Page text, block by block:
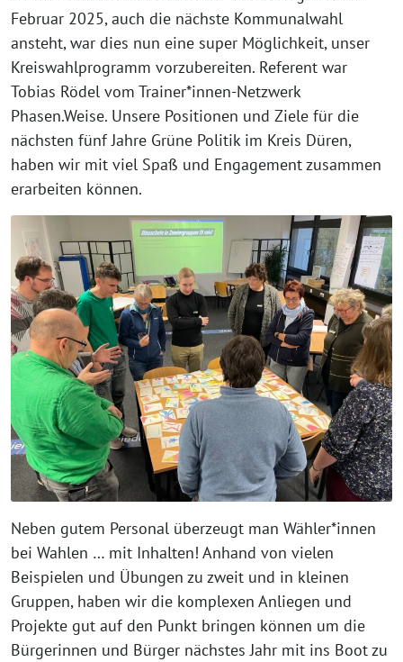
Februar 2025, auch die nächste Kommunalwahl
ansteht, war dies nun eine super Möglichkeit, unser
Kreiswahlprogramm vorzubereiten. Referent war
Tobias Rödel vom Trainer*innen-Netzwerk
Phasen.Weise. Unsere Positionen und Ziele für die
nächsten fünf Jahre Grüne Politik im Kreis Düren,
haben wir mit viel Spaß und Engagement zusammen
erarbeiten können.
Neben gutem Personal überzeugt man Wähler*innen
bei Wahlen … mit Inhalten! Anhand von vielen
Beispielen und Übungen zu zweit und in kleinen
Gruppen, haben wir die komplexen Anliegen und
Projekte gut auf den Punkt bringen können um die
Bürgerinnen und Bürger nächstes Jahr mit ins Boot zu